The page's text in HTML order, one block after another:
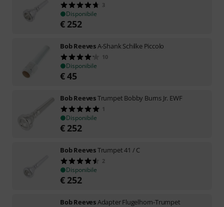
3
Disponibile
€ 252
Bob ReevesA-Shank Schilke Piccolo
10
Disponibile
€45
Bob ReevesTrumpet Bobby Burns Jr. EWF
1
Disponibile
€ 252
Bob ReevesTrumpet 41 / C
2
Disponibile
€ 252
Bob ReevesAdapter Flugelhorn-Trumpet